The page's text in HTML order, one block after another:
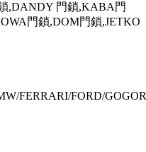
,DANDY 門鎖,KABA門
門鎖,DOM門鎖,JETKO
FERRARI/FORD/